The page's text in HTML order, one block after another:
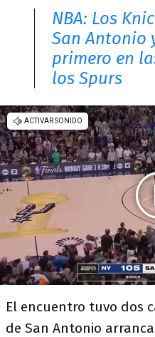
NBA: Los
San Antonio
primero en
los Spurs
El encuentro tuvo dos
de San Antonio